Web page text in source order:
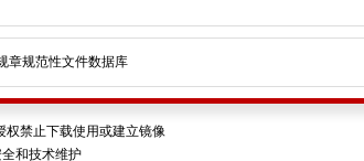
章规范性文件数据库
权禁止下载使用或建立镜像
和技术维护